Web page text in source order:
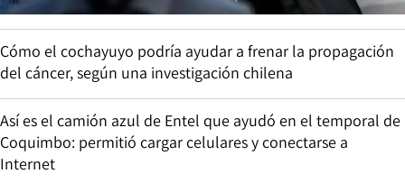
Cómo el cochayuyo podría ayudar a frenar la propagación
del cáncer, según una investigación chilena
Así es el camión azul de Entel que ayudó en el temporal de
Coquimbo: permitió cargar celulares y conectarse a
Internet